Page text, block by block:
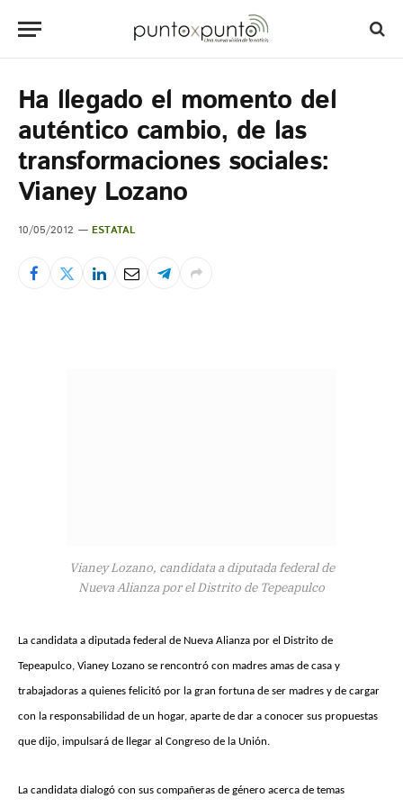
Ha llegado el momento del
auténtico cambio, de las
transformaciones sociales:
Vianey Lozano
10/05/2012 ESTATAL
Vianey Lozano, candidata a diputada federal de
Nueva Alianza por el Distrito de Tepeapulco
La candidata a diputada federal de Nueva Alianza por el Distrito de
Tepeapulco, Vianey Lozano se rencontró con madres amas de casa y
trabajadoras a quienes felicitó por la gran fortuna de ser madres y de cargar
con la responsabilidad de un hogar, aparte de dar a conocer sus propuestas
que dijo, impulsará de llegar al Congreso de la Unión.
La candidata dialogó con sus compañeras de género acerca de temas